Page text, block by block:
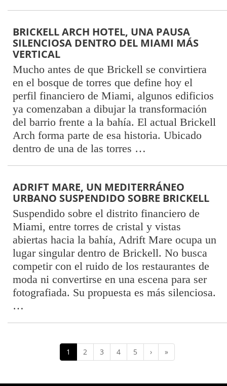
BRICKELL ARCH HOTEL, UNA PAUSA
SILENCIOSA DENTRO DEL MIAMI MÁS
VERTICAL
Mucho antes de que Brickell se convirtiera
en el bosque de torres que define hoy el
perfil financiero de Miami, algunos edificios
ya comenzaban a dibujar la transformación
del barrio frente a la bahía. El actual Brickell
Arch forma parte de esa historia. Ubicado
dentro de una de las torres …
ADRIFT MARE, UN MEDITERRÁNEO
URBANO SUSPENDIDO SOBRE BRICKELL
Suspendido sobre el distrito financiero de
Miami, entre torres de cristal y vistas
abiertas hacia la bahía, Adrift Mare ocupa un
lugar singular dentro de Brickell. No busca
competir con el ruido de los restaurantes de
moda ni convertirse en una escena para ser
fotografiada. Su propuesta es más silenciosa.
…
1 2 3 4 5 › »